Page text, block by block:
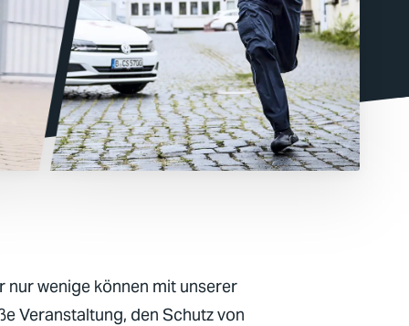
nur wenige können mit unserer
Veranstaltung, den Schutz von